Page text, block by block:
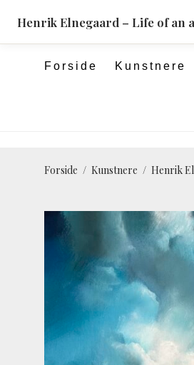
Forside Kunstnere
Forside / Kunstnere / Henrik
Henrik Elnegaard – Life of an